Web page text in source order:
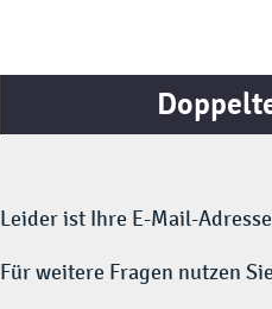
Leider ist Ihre E-Mail-
Für weitere Fragen nutzen